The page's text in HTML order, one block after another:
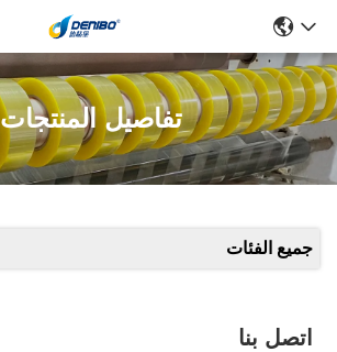
تفاصيل المنتجات
جميع الفئات
اتصل بنا